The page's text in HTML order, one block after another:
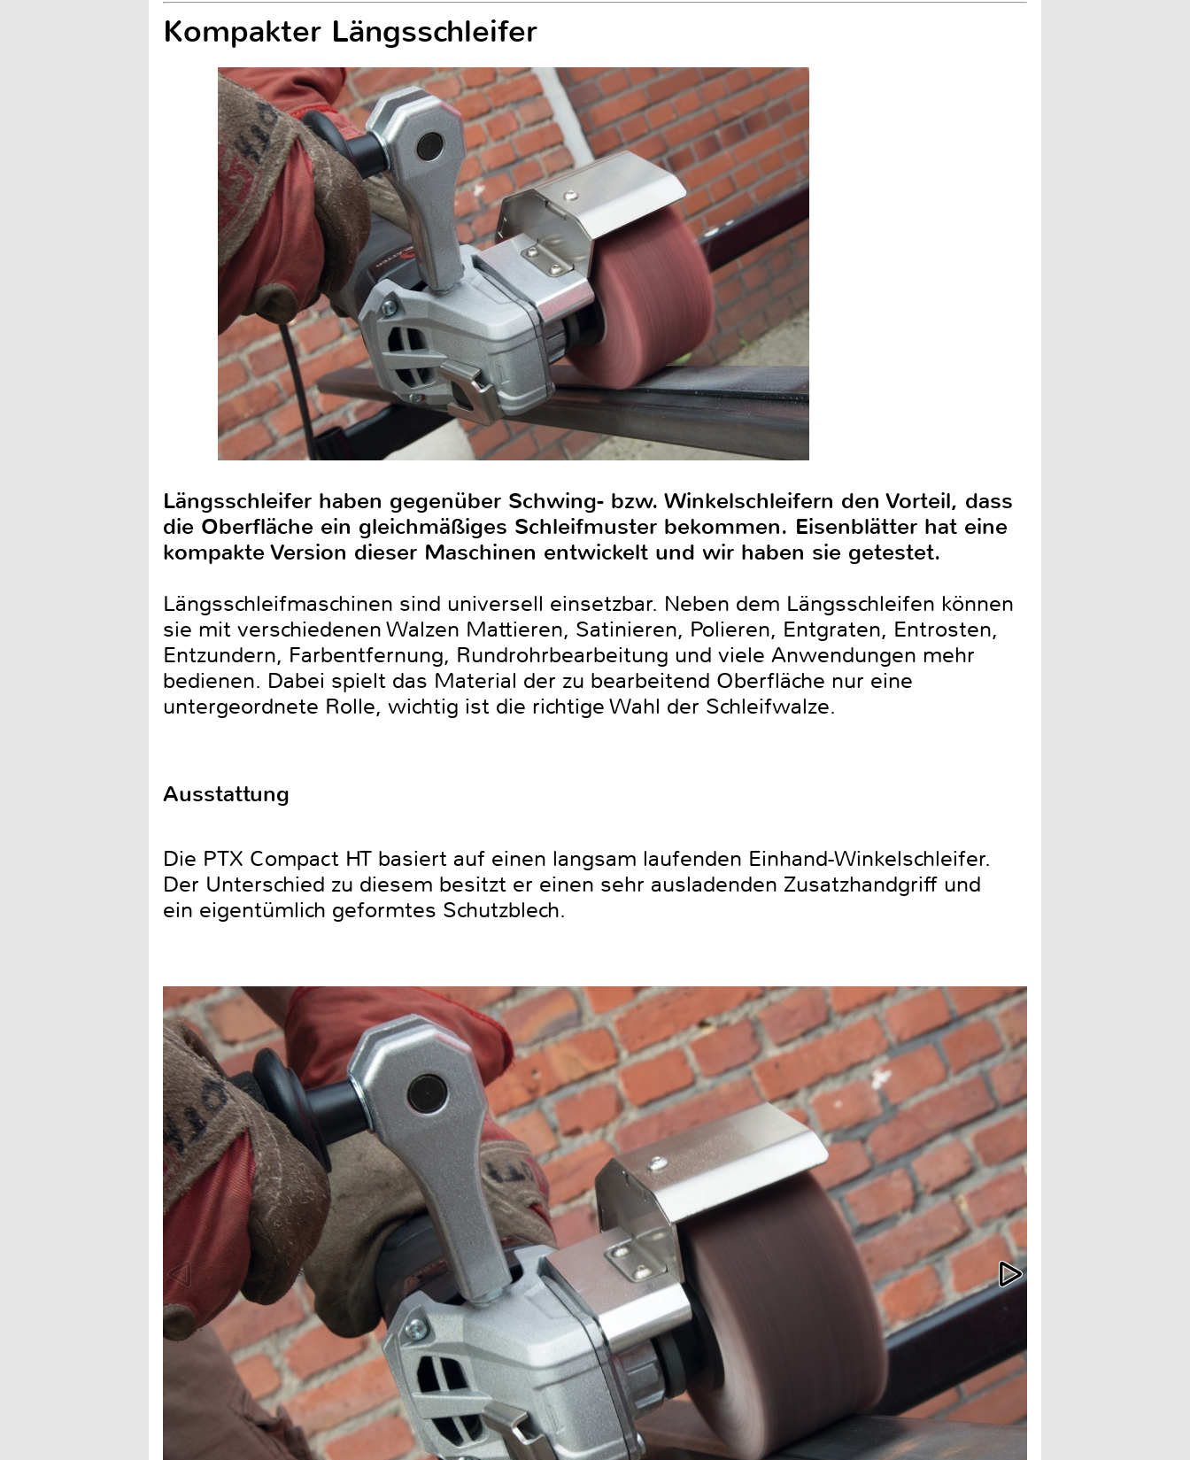
Kompakter Längsschleifer
Längsschleifer haben gegenüber Schwing- bzw. Winkelschleifern den Vorteil, dass
die Oberfläche ein gleichmäßiges Schleifmuster bekommen. Eisenblätter hat eine
kompakte Version dieser Maschinen entwickelt und wir haben sie getestet.
Längsschleifmaschinen sind universell einsetzbar. Neben dem Längsschleifen können
sie mit verschiedenen Walzen Mattieren, Satinieren, Polieren, Entgraten, Entrosten,
Entzundern, Farbentfernung, Rundrohrbearbeitung und viele Anwendungen mehr
bedienen. Dabei spielt das Material der zu bearbeitend Oberfläche nur eine
untergeordnete Rolle, wichtig ist die richtige Wahl der Schleifwalze.
Ausstattung
Die PTX Compact HT basiert auf einen langsam laufenden Einhand-Winkelschleifer.
Der Unterschied zu diesem besitzt er einen sehr ausladenden Zusatzhandgriff und
ein eigentümlich geformtes Schutzblech.